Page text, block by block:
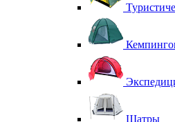
Шатры